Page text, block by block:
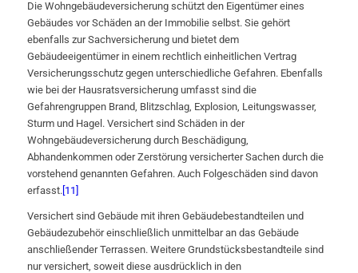
Die Wohngebäudeversicherung schützt den Eigentümer eines
Gebäudes vor Schäden an der Immobilie selbst. Sie gehört
ebenfalls zur Sachversicherung und bietet dem
Gebäudeeigentümer in einem rechtlich einheitlichen Vertrag
Versicherungsschutz gegen unterschiedliche Gefahren. Ebenfalls
wie bei der Hausratsversicherung umfasst sind die
Gefahrengruppen Brand, Blitzschlag, Explosion, Leitungswasser,
Sturm und Hagel. Versichert sind Schäden in der
Wohngebäudeversicherung durch Beschädigung,
Abhandenkommen oder Zerstörung versicherter Sachen durch die
vorstehend genannten Gefahren. Auch Folgeschäden sind davon
erfasst. [11]
Versichert sind Gebäude mit ihren Gebäudebestandteilen und
Gebäudezubehör einschließlich unmittelbar an das Gebäude
anschließender Terrassen. Weitere Grundstücksbestandteile sind
nur versichert, soweit diese ausdrücklich in den